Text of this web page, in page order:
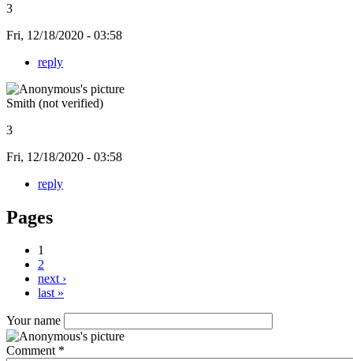
3
Fri, 12/18/2020 - 03:58
reply
Smith (not verified)
3
Fri, 12/18/2020 - 03:58
reply
Pages
1
2
next ›
last »
Your name
Comment *